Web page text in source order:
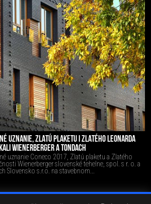
UZNANIE, ZLATÚ PLAKETU I ZLATÉHO LEONARDA
WIENERBERGER A TONDACH
uznanie Coneco 2017, Zlatú plaketu a Zlatého
Wienerberger slovenské tehelne, spol. s r. o. a
Slovensko s.r.o. na stavebnom...